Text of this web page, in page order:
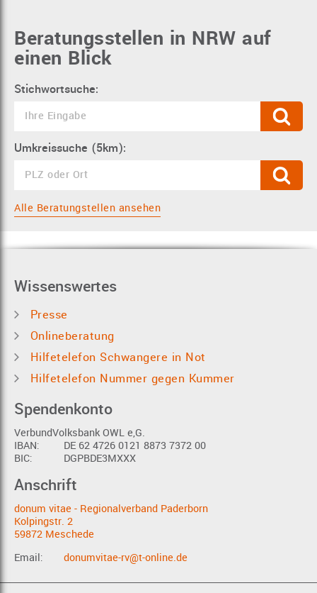
Beratungsstellen in NRW auf
einen Blick
Stichwortsuche:
Umkreissuche (5km):
Alle Beratungstellen ansehen
Wissenswertes
Presse
Onlineberatung
Hilfetelefon Schwangere in Not
Hilfetelefon Nummer gegen Kummer
Spendenkonto
VerbundVolksbank OWL e,G.
IBAN:
DE 62 4726 0121 8873 7372 00
BIC:
DGPBDE3MXXX
Anschrift
donum vitae - Regionalverband Paderborn
Kolpingstr. 2
59872 Meschede
Email:
donumvitae-rv@t-online.de